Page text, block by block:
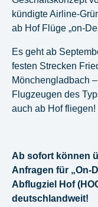
kündigte Airline-
ab Hof Flüge „on-
Es geht ab
festen Strecken
Mönchengladbach
Flugzeugen des
auch ab Hof fliegen!
Ab sofort können
Anfragen für „On-
Abflugziel Hof
deutschlandweit!